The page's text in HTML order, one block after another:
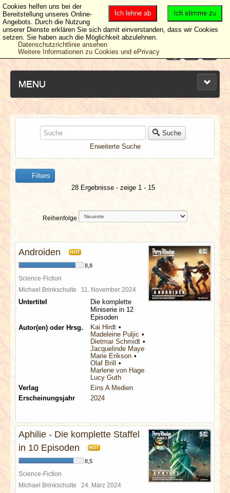
MENU
NEUESTE ARTIKEL
NEWS & DATES
BERICHTE
VERLOSUNGEN
SPECIALS
REDAKTION
Suche
Erweiterte Suche
Filters
28 Ergebnisse - zeige 1 - 15
Reihenfolge
Androiden HOT
8,8
Science-Fiction
Michael Brinkschulte 11. November 2024
Untertitel
Die komplette
Miniserie in 12
Episoden
Autor(en) oder Hrsg.
Kai Hirdt
Madeleine Puljic
Dietmar Schmidt
Jacquelinde Mayerhofer
Marie Erikson
Olaf Brill
Marlene von Hagen
Lucy Guth
Verlag
Eins A Medien
Erscheinungsjahr
2024
Aphilie - Die komplette Staffel
in 10 Episoden
HOT
8,5
Science-Fiction
Michael Brinkschulte 24. März 2024
Ich stimme zu
Ich lehne ab
Cookies helfen uns bei der
Bereitstellung unseres Online-
Angebots. Durch die Nutzung
unserer Dienste erklären Sie sich damit einverstanden, dass wir Cookies
setzen. Sie haben auch die Möglichkeit abzulehnen.
Datenschutzrichtlinie ansehen
Weitere Informationen zu Cookies und ePrivacy